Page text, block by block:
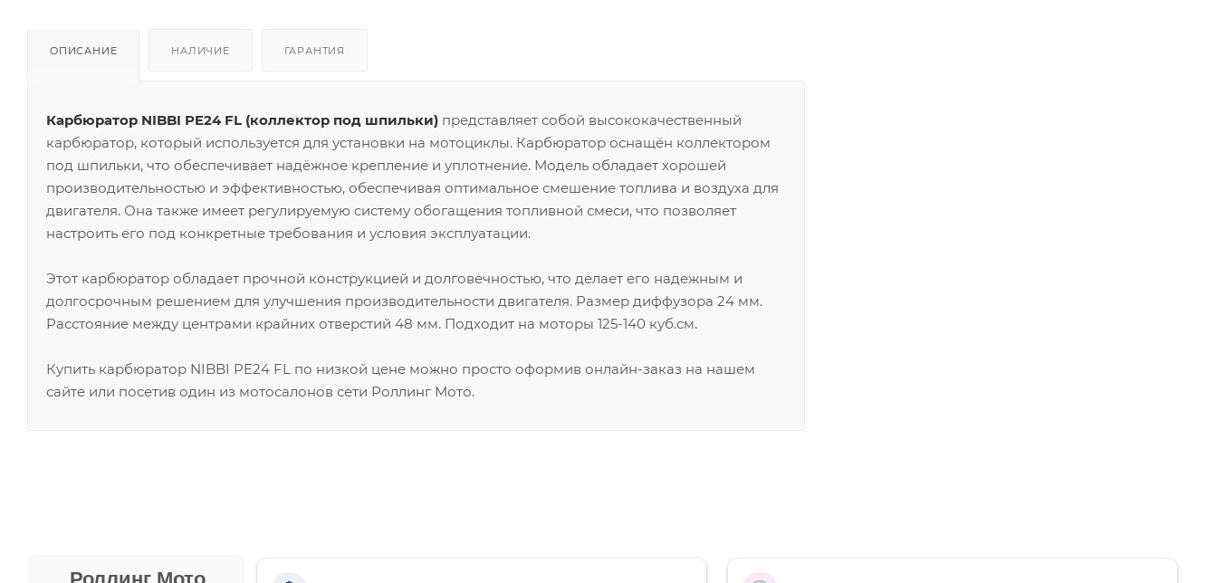
ОПИСАНИЕ НАЛИЧИЕ ГАРАНТИЯ
Карбюратор NIBBI PE24 FL (коллектор под шпильки) представляет собой высококачественный
карбюратор, который используется для установки на мотоциклы. Карбюратор оснащён коллектором
под шпильки, что обеспечивает надёжное крепление и уплотнение. Модель обладает хорошей
производительностью и эффективностью, обеспечивая оптимальное смешение топлива и воздуха для
двигателя. Она также имеет регулируемую систему обогащения топливной смеси, что позволяет
настроить его под конкретные требования и условия эксплуатации.
Этот карбюратор обладает прочной конструкцией и долговечностью, что делает его надежным и
долгосрочным решением для улучшения производительности двигателя. Размер диффузора 24 мм.
Расстояние между центрами крайних отверстий 48 мм. Подходит на моторы 125-140 куб.см.
Купить карбюратор NIBBI PE24 FL по низкой цене можно просто оформив онлайн-заказ на нашем
сайте или посетив один из мотосалонов сети Роллинг Мото.